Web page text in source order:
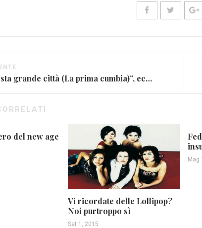
“In questa grande città (La prima cumbia)”, ecco i Tre Allegri Ragazzi Morti ft. Jovanotti (VIDEO)
del new age
Vi ricordate delle Lollipop?
Noi purtroppo sì
Set 1, 2015
Mag